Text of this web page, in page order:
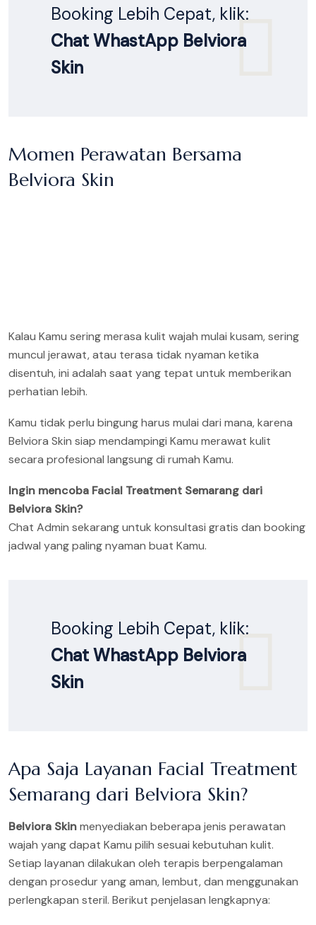
Booking Lebih Cepat, klik:
Chat WhastApp Belviora
Skin
Momen Perawatan Bersama
Belviora Skin
Kalau Kamu sering merasa kulit wajah mulai kusam, sering
muncul jerawat, atau terasa tidak nyaman ketika
disentuh, ini adalah saat yang tepat untuk memberikan
perhatian lebih.
Kamu tidak perlu bingung harus mulai dari mana, karena
Belviora Skin siap mendampingi Kamu merawat kulit
secara profesional langsung di rumah Kamu.
Ingin mencoba Facial Treatment Semarang dari
Belviora Skin?
Chat Admin sekarang untuk konsultasi gratis dan booking
jadwal yang paling nyaman buat Kamu.
Booking Lebih Cepat, klik:
Chat WhastApp Belviora
Skin
Apa Saja Layanan Facial Treatment
Semarang dari Belviora Skin?
Belviora Skinmenyediakan beberapa jenis perawatan
wajah yang dapat Kamu pilih sesuai kebutuhan kulit.
Setiap layanan dilakukan oleh terapis berpengalaman
dengan prosedur yang aman, lembut, dan menggunakan
perlengkapan steril. Berikut penjelasan lengkapnya: